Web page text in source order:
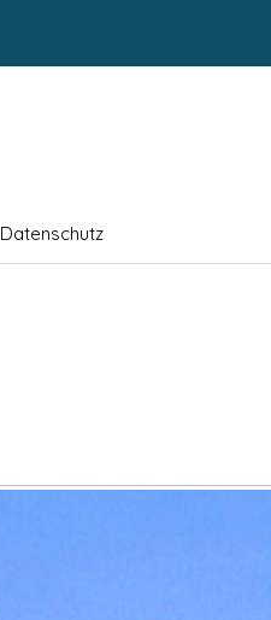
Datenschutz